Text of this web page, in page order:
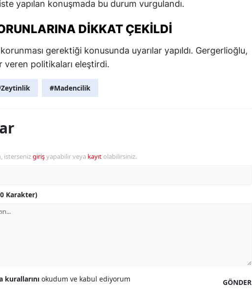
yapılan konuşmada bu durum vurgulandı.
DIKKAT ÇEKILDI
gerektiği konusunda uyarılar yapıldı. Gergerlioğlu,
veren politikaları eleştirdi.
#Madencilik
istersenizgirişyapabilir veya kayıt olabilirsiniz.
Karakter)
GÖNDER
kurallarını okudum ve kabul ediyorum